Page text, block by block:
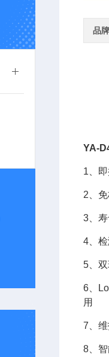
品牌
YA-
1、
2、
3、
4、
5、
6、
用
7、
8、